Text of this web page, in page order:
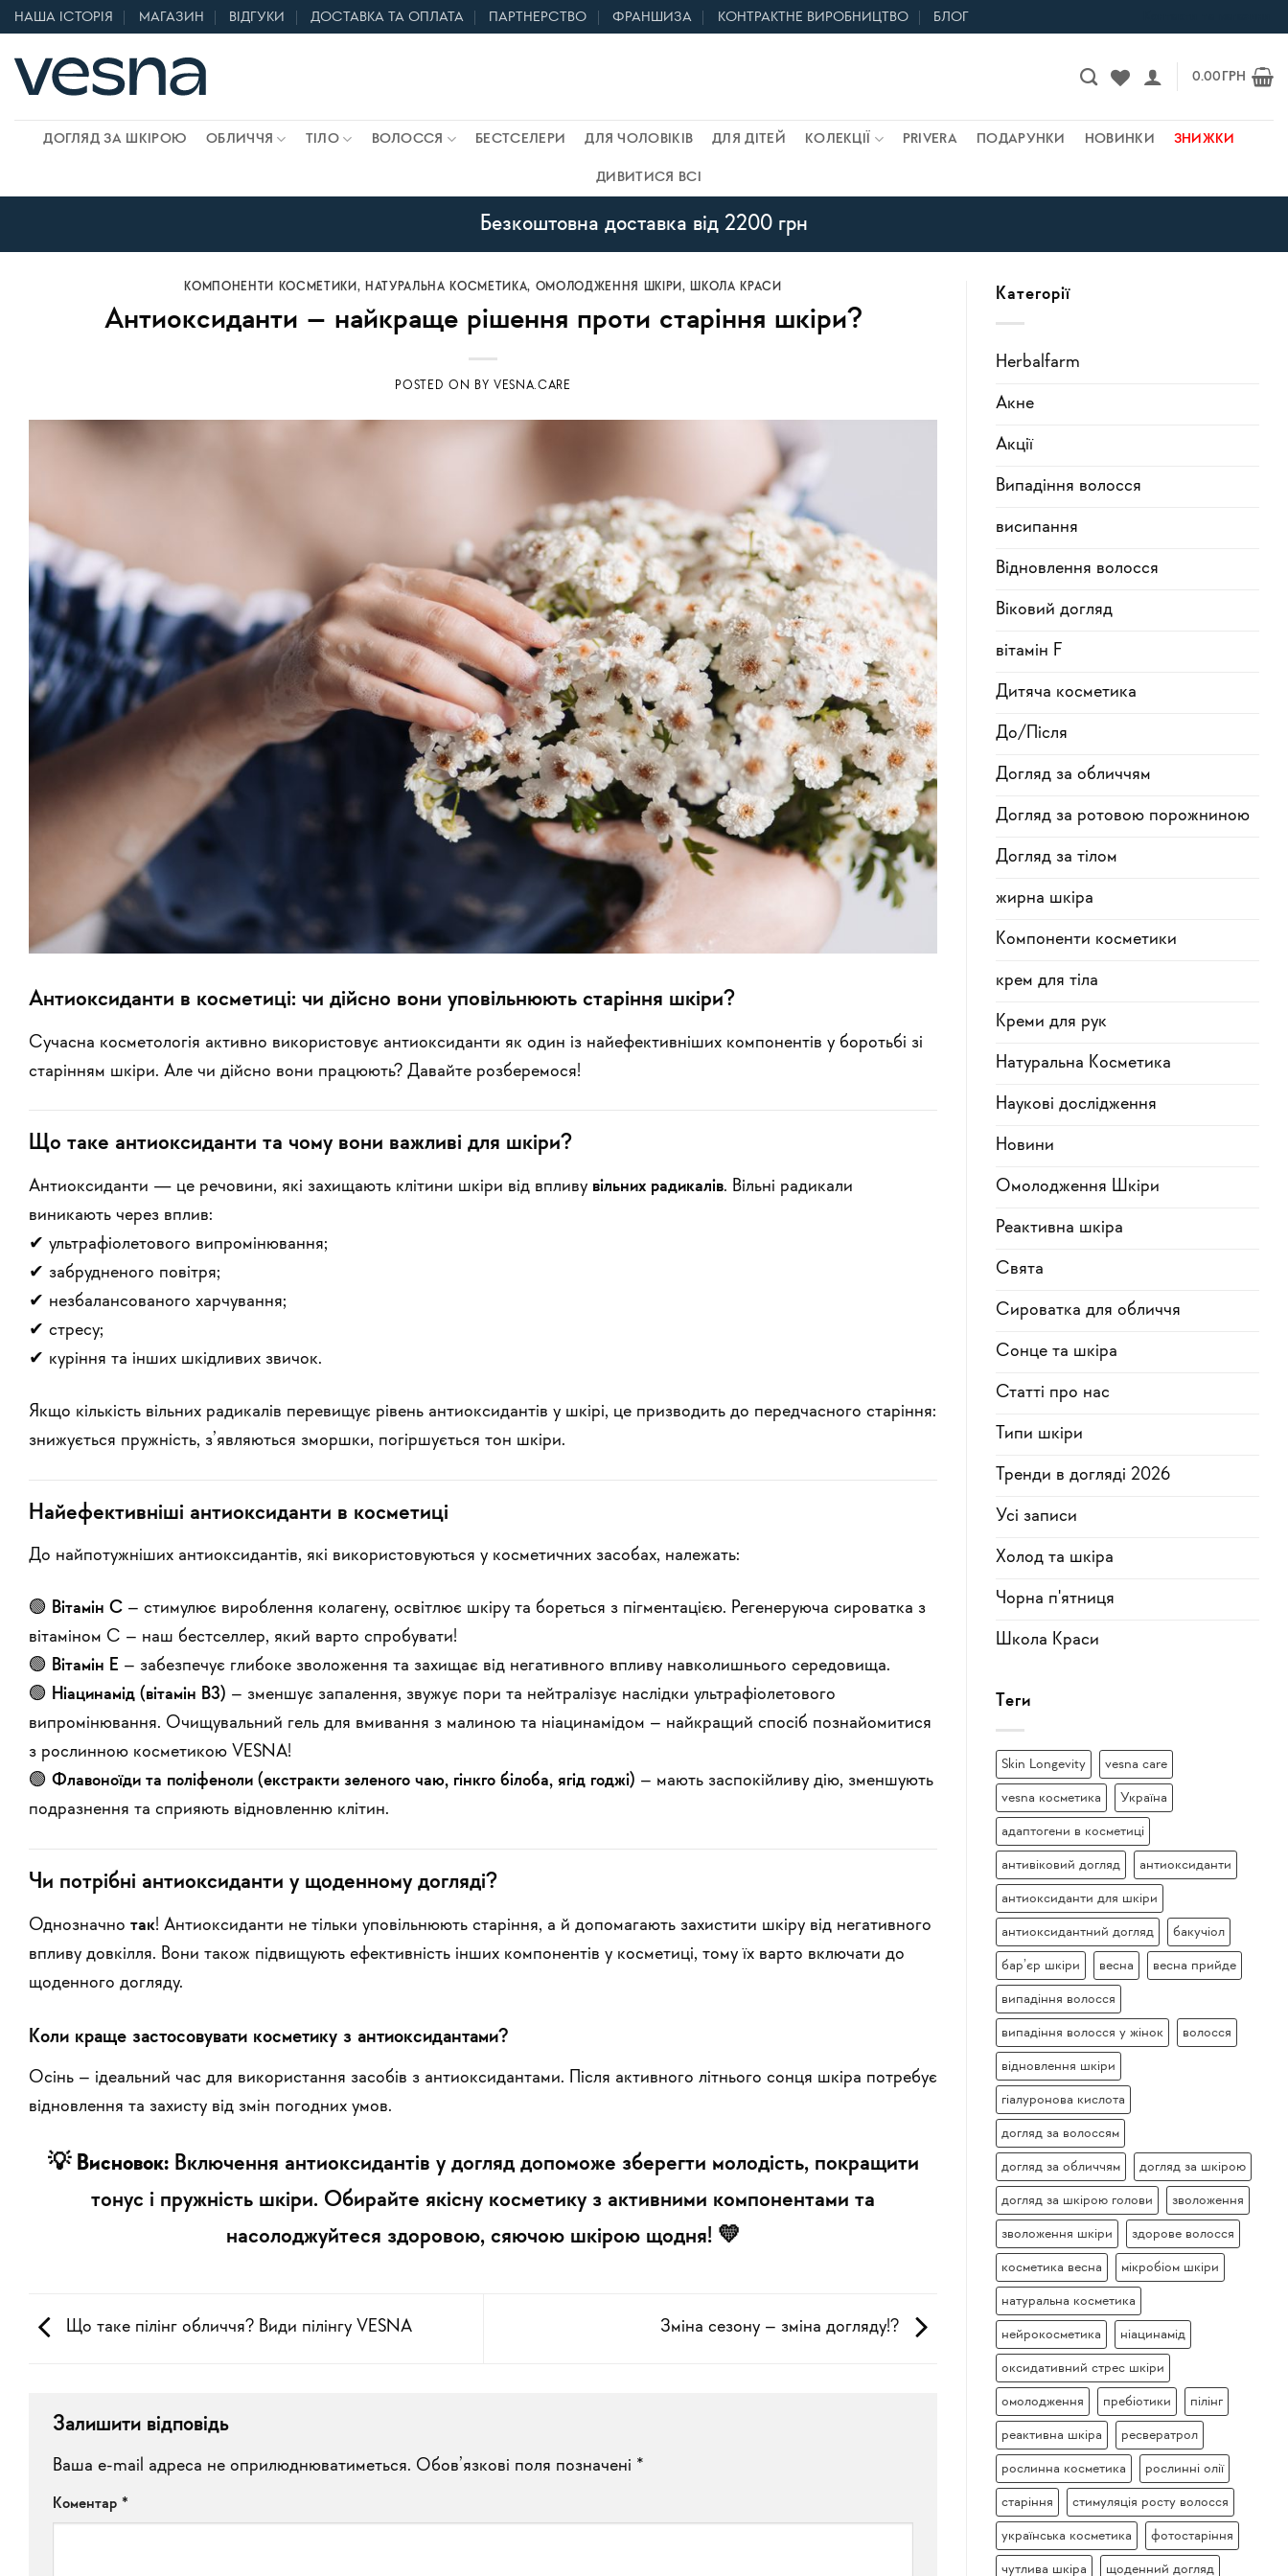
Skip
content
НАША ІСТОРІЯ МАГАЗИН ВІДГУКИ ДОСТАВКА ТА ОПЛАТА ПАРТНЕРСТВО ФРАНШИЗА КОНТРАКТНЕ ВИРОБНИЦТВО БЛОГ
0.00 ГРН
ДОГЛЯД ЗА ШКІРОЮ ОБЛИЧЧЯ ТІЛО ВОЛОССЯ БЕСТСЕЛЕРИ ДЛЯ ЧОЛОВІКІВ ДЛЯ ДІТЕЙ КОЛЕКЦІЇ PRIVERA ПОДАРУНКИ НОВИНКИ ЗНИЖКИ
ДИВИТИСЯ ВСІ
Безкоштовна доставка від 2200 грн
КОМПОНЕНТИ КОСМЕТИКИ , НАТУРАЛЬНА КОСМЕТИКА, ОМОЛОДЖЕННЯ ШКІРИ , ШКОЛА КРАСИ
Антиоксиданти – найкраще рішення проти старіння шкіри?
POSTED ON BY VESNA.CARE
Антиоксиданти в косметиці: чи дійсно вони уповільнюють старіння шкіри?
Сучасна косметологія активно використовує антиоксиданти як один із найефективніших компонентів у боротьбі зі
старінням шкіри. Але чи дійсно вони працюють? Давайте розберемося!
Що таке антиоксиданти та чому вони важливі для шкіри?
Антиоксиданти — це речовини, які захищають клітини шкіри від впливу вільних радикалів. Вільні радикали
виникають через вплив:
✔ ультрафіолетового випромінювання;
✔ забрудненого повітря;
✔ незбалансованого харчування;
✔ стресу;
✔ куріння та інших шкідливих звичок.
Якщо кількість вільних радикалів перевищує рівень антиоксидантів у шкірі, це призводить до передчасного старіння:
знижується пружність, з’являються зморшки, погіршується тон шкіри.
Найефективніші антиоксиданти в косметиці
До найпотужніших антиоксидантів, які використовуються у косметичних засобах, належать:
🟢 Вітамін С – стимулює вироблення колагену, освітлює шкіру та бореться з пігментацією. Регенеруюча сироватка з
вітаміном С – наш бестселлер, який варто спробувати!
🟢 Вітамін Е – забезпечує глибоке зволоження та захищає від негативного впливу навколишнього середовища.
🟢 Ніацинамід (вітамін В3) – зменшує запалення, звужує пори та нейтралізує наслідки ультрафіолетового
випромінювання. Очищувальний гель для вмивання з малиною та ніацинамідом – найкращий спосіб познайомитися
з рослинною косметикою VESNA!
🟢 Флавоноїди та поліфеноли (екстракти зеленого чаю, гінкго білоба, ягід годжі) – мають заспокійливу дію, зменшують
подразнення та сприяють відновленню клітин.
Чи потрібні антиоксиданти у щоденному догляді?
Однозначно так! Антиоксиданти не тільки уповільнюють старіння, а й допомагають захистити шкіру від негативного
впливу довкілля. Вони також підвищують ефективність інших компонентів у косметиці, тому їх варто включати до
щоденного догляду.
Коли краще застосовувати косметику з антиоксидантами?
Осінь – ідеальний час для використання засобів з антиоксидантами. Після активного літнього сонця шкіра потребує
відновлення та захисту від змін погодних умов.
💡 Висновок:Включення антиоксидантів у догляд допоможе зберегти молодість, покращити
тонус і пружність шкіри. Обирайте якісну косметику з активними компонентами та
насолоджуйтеся здоровою, сяючою шкірою щодня! 💛
Що таке пілінг обличчя? Види пілінгу VESNA Зміна сезону – зміна догляду!?
Залишити відповідь
Ваша e-mail адреса не оприлюднюватиметься. Обов’язкові поля позначені *
Коментар *
Alternative:
Категорії
Herbalfarm
Акне
Акції
Випадіння волосся
висипання
Відновлення волосся
Віковий догляд
вітамін F
Дитяча косметика
До/Після
Догляд за обличчям
Догляд за ротовою порожниною
Догляд за тілом
жирна шкіра
Компоненти косметики
крем для тіла
Креми для рук
Натуральна Косметика
Наукові дослідження
Новини
Омолодження Шкіри
Реактивна шкіра
Свята
Сироватка для обличчя
Сонце та шкіра
Статті про нас
Типи шкіри
Тренди в догляді 2026
Усi записи
Холод та шкіра
Чорна п'ятниця
Школа Краси
Теги
Skin Longevity vesna care
vesna косметика Україна
адаптогени в косметиці
антивіковий догляд антиоксиданти
антиоксиданти для шкіри
антиоксидантний догляд бакучіол
бар’єр шкіри весна весна прийде
випадіння волосся
випадіння волосся у жінок волосся
відновлення шкіри
гіалуронова кислота
догляд за волоссям
догляд за обличчям догляд за шкірою
догляд за шкірою голови зволоження
зволоження шкіри здорове волосся
косметика весна мікробіом шкіри
натуральна косметика
нейрокосметика ніацинамід
оксидативний стрес шкіри
омолодження пребіотики пілінг
реактивна шкіра ресвератрол
рослинна косметика рослинні олії
старіння стимуляція росту волосся
українська косметика фотостаріння
чутлива шкіра щоденний догляд